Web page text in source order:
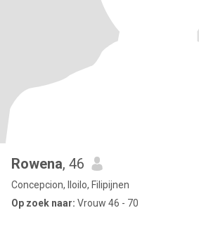
Rowena, 46
Concepcion, Iloilo, Filipijnen
Op zoek naar: Vrouw 46 - 70